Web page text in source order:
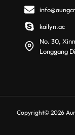
kailyn.ac
No. 30,
Longgang
Copyright© 2026